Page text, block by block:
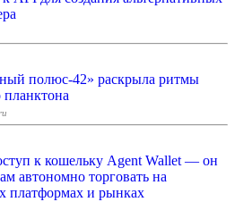
полюс-42» раскрыла ритмы
планктона
к кошельку Agent Wallet — он
автономно торговать на
платформах и рынках